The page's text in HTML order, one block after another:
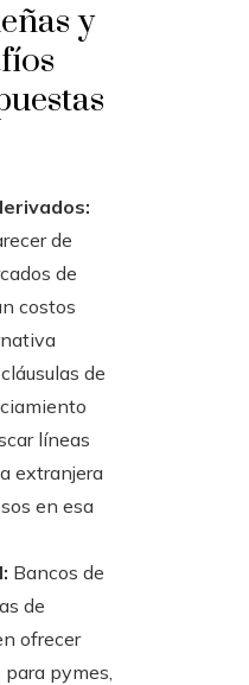
y
de
de
costos
de
líneas
extranjera
en esa
Bancos de
de
ofrecer
pymes,